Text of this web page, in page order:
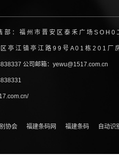
部 ： 福 州 市 晋 安 区 泰 禾 广 场 S O H
亭 江 镇 亭 江 路 9 9 号 A 0 1 栋 2 0 1 厂
公司邮箱：yewu@1517.com.cn
协会 福建条码网 福建条码 自动识